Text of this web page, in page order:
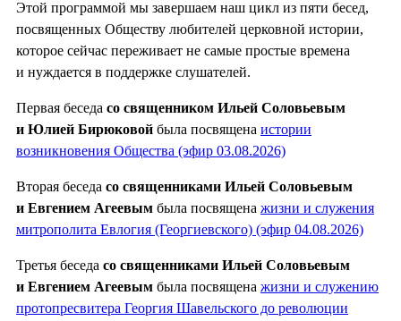
Этой программой мы завершаем наш цикл из пяти бесед,
посвященных Обществу любителей церковной истории,
которое сейчас переживает не самые простые времена
и нуждается в поддержке слушателей.
Первая беседа со священником Ильей Соловьевым
и Юлией Бирюковой была посвящена истории
возникновения Общества (эфир 03.08.2026)
Вторая беседа со священниками Ильей Соловьевым
и Евгением Агеевым была посвящена жизни и служения
митрополита Евлогия (Георгиевского) (эфир 04.08.2026)
Третья беседа со священниками Ильей Соловьевым
и Евгением Агеевым была посвящена жизни и служению
протопресвитера Георгия Шавельского до революции